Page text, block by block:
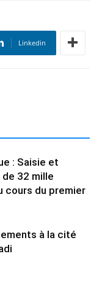
Linkedin
: Saisie et
32 mille
cours du premier
à la cité